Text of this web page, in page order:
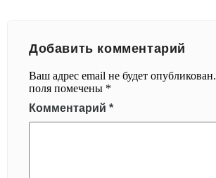
Добавить комментарий
Ваш адрес email не будет опубликован.
поля помечены *
Комментарий *